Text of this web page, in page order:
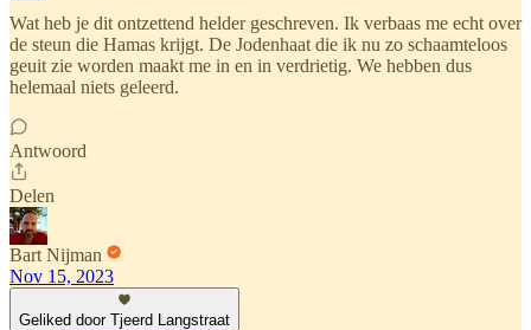
Wat heb je dit ontzettend helder geschreven. Ik verbaas me echt over
de steun die Hamas krijgt. De Jodenhaat die ik nu zo schaamteloos
geuit zie worden maakt me in en in verdrietig. We hebben dus
helemaal niets geleerd.
Antwoord
Delen
Bart Nijman
Nov 15, 2023
Geliked door Tjeerd Langstraat